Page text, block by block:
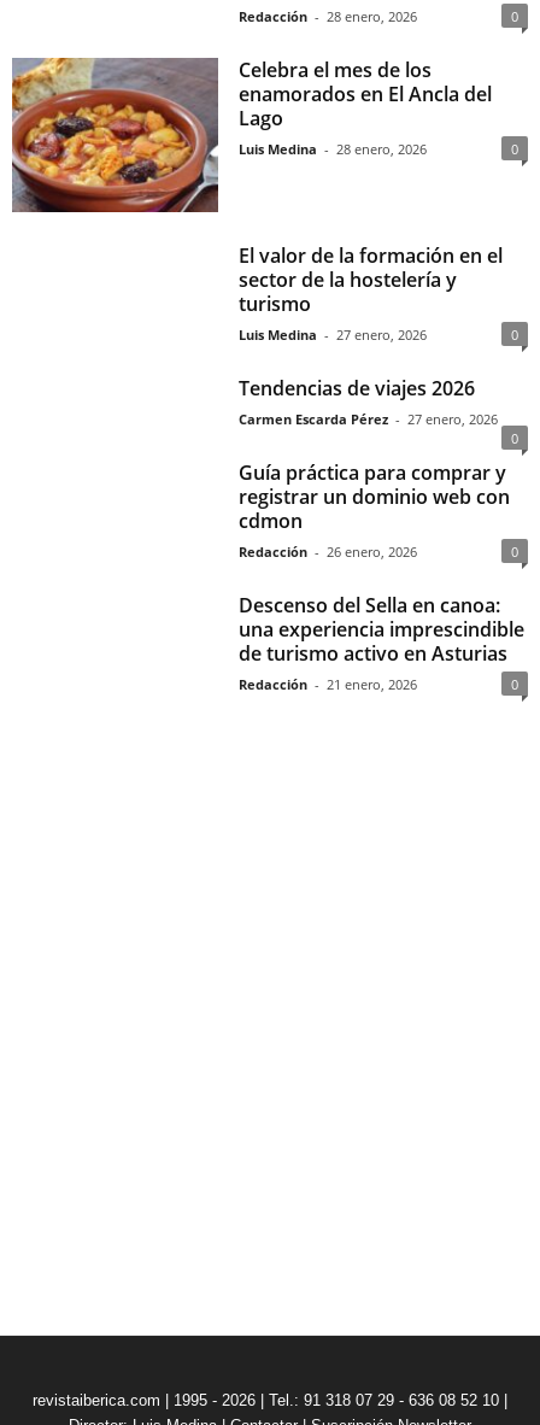
Redacción - 28 enero, 2026 0
Celebra el mes de los
enamorados en El Ancla del
Lago
Luis Medina - 28 enero, 2026 0
El valor de la formación en el
sector de la hostelería y
turismo
Luis Medina - 27 enero, 2026 0
Tendencias de viajes 2026
Carmen Escarda Pérez - 27 enero, 2026
0
Guía práctica para comprar y
registrar un dominio web con
cdmon
Redacción - 26 enero, 2026 0
Descenso del Sella en canoa:
una experiencia imprescindible
de turismo activo en Asturias
Redacción - 21 enero, 2026 0
revistaiberica.com | 1995 - 2026 | Tel.: 91 318 07 29 - 636 08 52 10 |